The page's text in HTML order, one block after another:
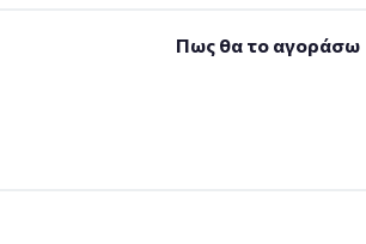
Πως θα το αγοράσω